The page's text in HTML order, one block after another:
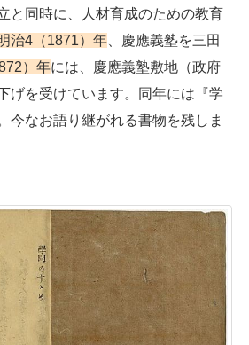
と同時に、人材育成のための教育
治4（1871）年 、慶應義塾を三田
）年には、慶應義塾敷地（政府
げを受けています。同年には『学
今なお語り継がれる書物を残しま